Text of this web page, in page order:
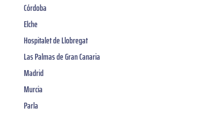
Córdoba
Elche
Hospitalet de Llobregat
Las Palmas de Gran Canaria
Madrid
Murcia
Parla